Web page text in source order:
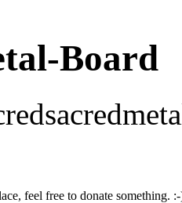
Board
feel free to donate something.